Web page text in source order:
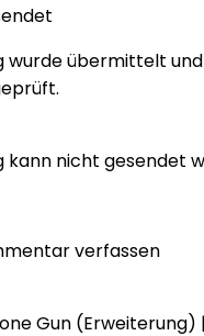
wurde übermittelt
kann nicht gesendet
verfassen